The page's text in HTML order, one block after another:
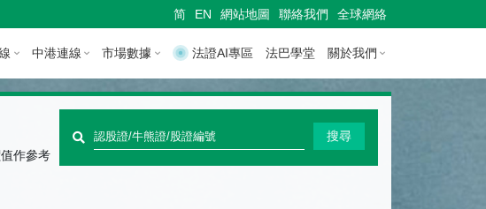
简 EN 網站地圖 聯絡我們 全球網絡
中港連線 市場數據 法證AI專區 法巴學堂 關於我們
作參考
快
速
搜尋